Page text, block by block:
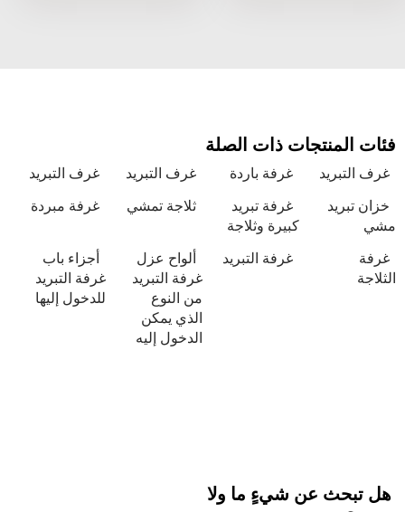
ذات الصلة
غرفة باردة غرف التبريد
غرف التبريد
غرفة تبريد
كبيرة وثلاجة
ثلاجة تمشي غرفة مبردة
غرفة التبريد
ألواح عزل
غرفة التبريد
أجزاء باب
غرفة التبريد
للدخول إليها
عن شيءٍ ما ولا